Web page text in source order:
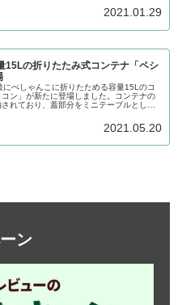
2021.01.29
15Lの折りたたみ式コンテナ「ペシ
にぺしゃんこに折りたためる容量15Lのコ
ン」が新たに登場しました。コンテナの
れており、蓋部分をミニテーブルとして
2021.05.20
ン